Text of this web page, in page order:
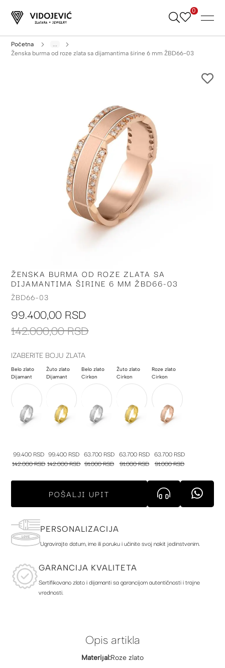
Skip
0
Početna
...
Ženska burma od roze zlata sa dijamantima širine 6 mm ŽBD66-03
Skip
to
the
of
images
ŽENSKA BURMA OD ROZE ZLATA SA
DIJAMANTIMA ŠIRINE 6 MM ŽBD66-03
ŽBD66-03
99.400,00 RSD
142.000,00 RSD
IZABERITE BOJU ZLATA
Belo zlato
Dijamant
99.400 RSD
142.000 RSD
Žuto zlato
Dijamant
99.400 RSD
142.000 RSD
Belo zlato
Cirkon
63.700 RSD
91.000 RSD
Žuto zlato
Cirkon
63.700 RSD
91.000 RSD
Roze zlato
Cirkon
63.700 RSD
91.000 RSD
POŠALJI UPIT
PERSONALIZACIJA
Ugravirajte datum, ime ili poruku i učinite svoj nakit jedinstvenim.
GARANCIJA KVALITETA
Sertifikovano zlato i dijamanti sa garancijom autentičnosti i trajne
vrednosti.
Opis artikla
Materijal:Roze zlato